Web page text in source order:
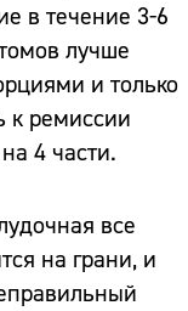
в течение 3-6
лучше
и только
к ремиссии
4 части.
все
на грани, и